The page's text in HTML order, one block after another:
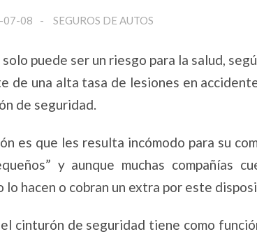
07-08 SEGUROS DE AUTOS
solo puede ser un riesgo para la salud,
de una alta tasa de lesiones en
de seguridad.
es que les resulta incómodo para su
y aunque muchas compañías
lo hacen o cobran un extra por este
cinturón de seguridad tiene como